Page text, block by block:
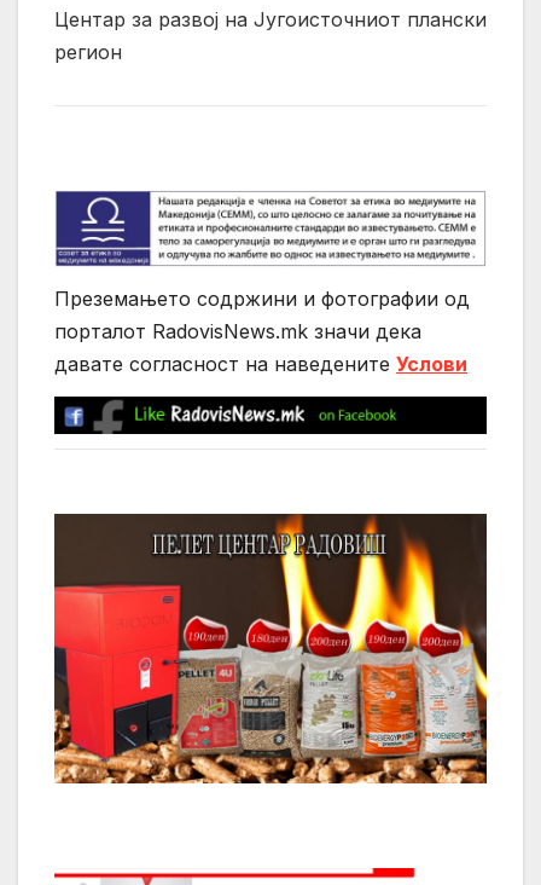
Центар за развој на Југоисточниот плански
регион
Преземањето содржини и фотографии од
порталот RadovisNews.mk значи дека
давате согласност на нaведените Услови